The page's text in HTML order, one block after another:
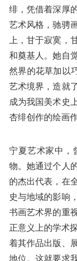
绯，凭借着深厚
艺术风格，驰骋
上，甘于寂寞，
和奠基人。她自
然界的花草加以
艺术境界，造就
成为我国美术史
杏绯创作的绘画
宁夏艺术家中，
物。她通过个人
的杰出代表，在
史与地域的影响
书画艺术界的重
正意义上的学术
着其作品出版、
地位。这就要求